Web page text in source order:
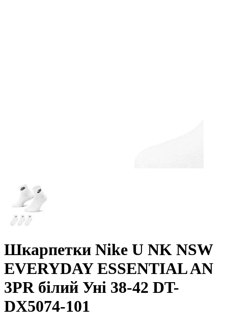
Шкарпетки Nike U NK NSW
EVERYDAY ESSENTIAL AN
3PR білий Уні 38-42 DT-
DX5074-101